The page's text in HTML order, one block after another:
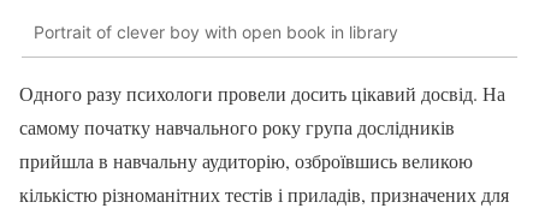
Portrait of clever boy with open book in library
Одного разу психологи провели досить цікавий досвід. На
самому початку навчального року група дослідників
прийшла в навчальну аудиторію, озброївшись великою
кількістю різноманітних тестів і приладів, призначених для